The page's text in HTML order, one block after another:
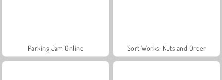
Parking Jam Online Sort Works: Nuts and Order